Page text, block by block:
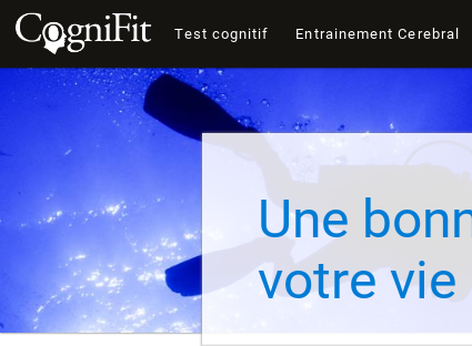
Test cognitif Entrainement Cerebral
Une
votre vie